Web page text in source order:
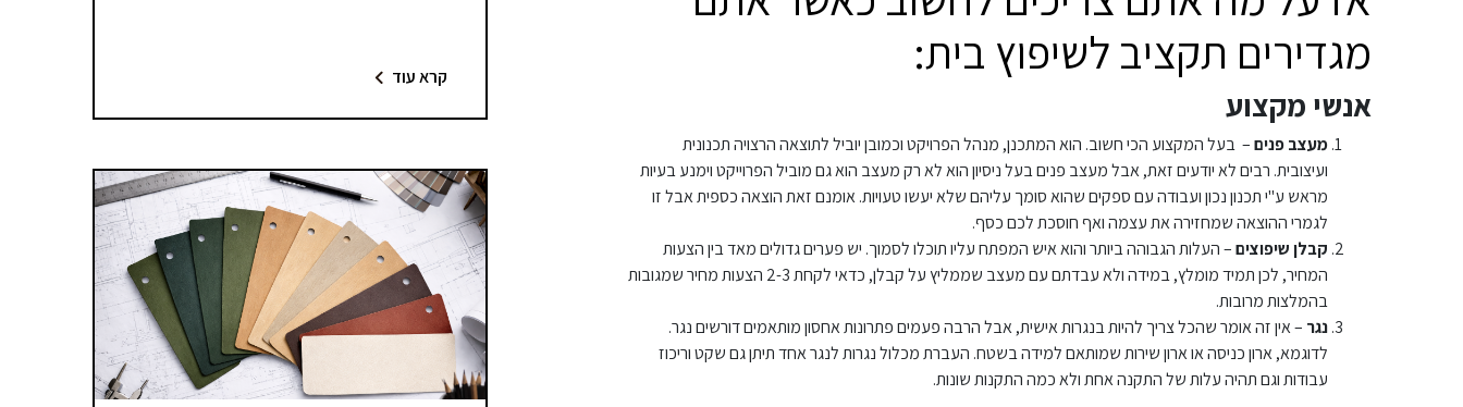
מגדירים תקציב לשיפוץ בית:
אנשי מקצוע
מעצב פנים– בעל המקצוע הכי חשוב. הוא המתכנן, מנהל הפרויקט וכמובן יוביל לתוצאה הרצויה תכנונית
ועיצובית. רבים לא יודעים זאת, אבל מעצב פנים בעל ניסיון הוא לא רק מעצב הוא גם מוביל הפרוייקט וימנע בעיות
מראש ע"י תכנון נכון ועבודה עם ספקים שהוא סומך עליהם שלא יעשו טעויות. אומנם זאת הוצאה כספית אבל זו
לגמרי ההוצאה שמחזירה את עצמה ואף חוסכת לכם כסף.
קבלן שיפוצים– העלות הגבוהה ביותר והוא איש המפתח עליו תוכלו לסמוך. יש פערים גדולים מאד בין הצעות
המחיר, לכן תמיד מומלץ, במידה ולא עבדתם עם מעצב שממליץ על קבלן, כדאי לקחת 2-3 הצעות מחיר שמגובות
בהמלצות מרובות.
נגר – אין זה אומר שהכל צריך להיות בנגרות אישית, אבל הרבה פעמים פתרונות אחסון מותאמים דורשים נגר.
לדוגמא, ארון כניסה או ארון שירות שמותאם למידה בשטח. העברת מכלול נגרות לנגר אחד תיתן גם שקט וריכוז
עבודות וגם תהיה עלות של התקנה אחת ולא כמה התקנות שונות.
קרא עוד